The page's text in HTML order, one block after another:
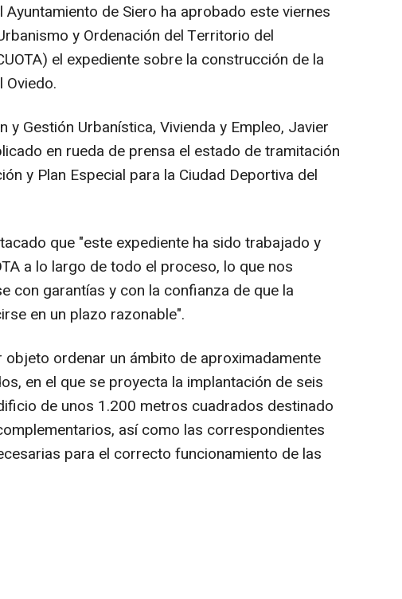
de Siero ha aprobado este viernes
y Ordenación del Territorio del
el expediente sobre la construcción de la
Oviedo.
y Gestión Urbanística, Vivienda y Empleo, Javier
en rueda de prensa el estado de tramitación
y Plan Especial para la Ciudad Deportiva del
que "este expediente ha sido trabajado y
a lo largo de todo el proceso, lo que nos
con garantías y con la confianza de que la
en un plazo razonable".
objeto ordenar un ámbito de aproximadamente
en el que se proyecta la implantación de seis
de unos 1.200 metros cuadrados destinado
así como las correspondientes
para el correcto funcionamiento de las